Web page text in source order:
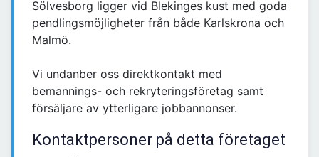
Sölvesborg ligger vid Blekinges kust med goda
pendlingsmöjligheter från både Karlskrona och
Malmö.
Vi undanber oss direktkontakt med
bemannings- och rekryteringsföretag samt
försäljare av ytterligare jobbannonser.
Kontaktpersoner på detta företaget